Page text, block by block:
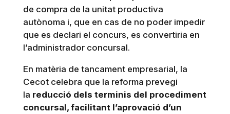
de compra de la unitat productiva
autònoma i, que en cas de no poder impedir
que es declari el concurs, es convertiria en
l’administrador concursal.
En matèria de tancament empresarial, la
Cecot celebra que la reforma prevegi
la reducció dels terminis del procediment
concursal, facilitant l’aprovació d’un